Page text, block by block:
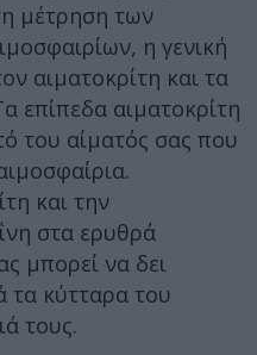
μέτρηση των
η γενική
αιματοκρίτη και τα
επίπεδα αιματοκρίτη
του αίματός σας που
και την
στα ερυθρά
μπορεί να δει
τα κύτταρα του
τους.